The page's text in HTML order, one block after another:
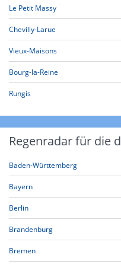
Le Petit Massy
Chevilly-Larue
Vieux-Maisons
Bourg-la-Reine
Rungis
Regenradar für die
Baden-Württemberg
Bayern
Berlin
Brandenburg
Bremen